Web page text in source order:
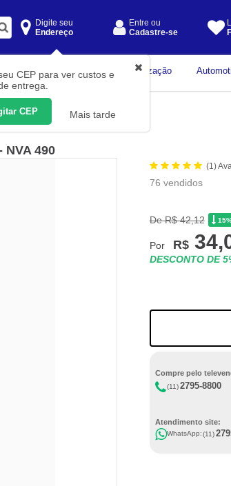
Digite seu
Endereço
CEP para ver custos e
entrega.
CEP Mais tarde
Entre ou
Cadastre-se
Civil
Medição
Organização
490
(1)
76 vendidos
De R$ 42,12
Por R$
DESCONTO DE
Compre pelo
(11) 2795-8800
Atendimento site:
WhatsApp:(11)